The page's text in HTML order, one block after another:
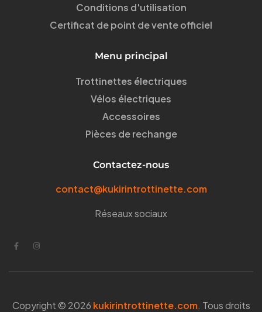
Conditions d'utilisation
Certificat de point de vente officiel
Menu principal
Trottinettes électriques
Vélos électriques
Accessoires
Pièces de rechange
Contactez-nous
contact@kukirintrottinette.com
Réseaux sociaux
Copyright © 2026 kukirintrottinette.com. Tous droits